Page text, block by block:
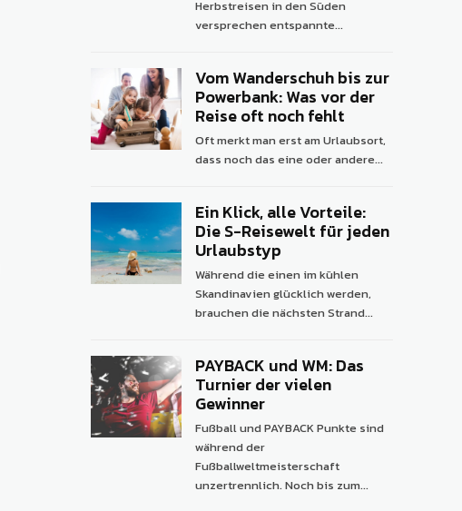
Herbstreisen in den Süden
versprechen entspannte...
Vom Wanderschuh bis zur
Powerbank: Was vor der
Reise oft noch fehlt
Oft merkt man erst am Urlaubsort,
dass noch das eine oder andere...
Ein Klick, alle Vorteile:
Die S-Reisewelt für jeden
Urlaubstyp
Während die einen im kühlen
Skandinavien glücklich werden,
brauchen die nächsten Strand...
PAYBACK und WM: Das
Turnier der vielen
Gewinner
Fußball und PAYBACK Punkte sind
während der
Fußballweltmeisterschaft
unzertrennlich. Noch bis zum...